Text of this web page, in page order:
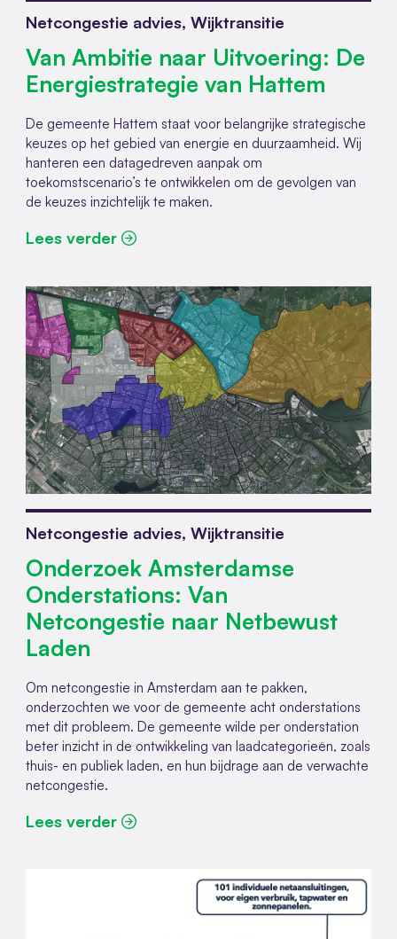
Netcongestie advies, Wijktransitie
Van Ambitie naar Uitvoering: De
Energiestrategie van Hattem
De gemeente Hattem staat voor belangrijke strategische
keuzes op het gebied van energie en duurzaamheid. Wij
hanteren een datagedreven aanpak om
toekomstscenario’s te ontwikkelen om de gevolgen van
de keuzes inzichtelijk te maken.
Lees verder
Netcongestie advies, Wijktransitie
Onderzoek Amsterdamse
Onderstations: Van
Netcongestie naar Netbewust
Laden
Om netcongestie in Amsterdam aan te pakken,
onderzochten we voor de gemeente acht onderstations
met dit probleem. De gemeente wilde per onderstation
beter inzicht in de ontwikkeling van laadcategorieën, zoals
thuis- en publiek laden, en hun bijdrage aan de verwachte
netcongestie.
Lees verder